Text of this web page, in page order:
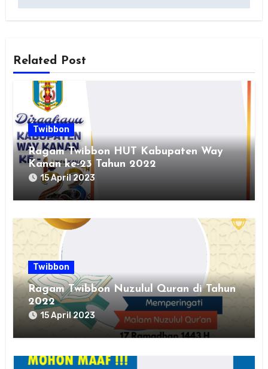
Related Post
Twibbon
Ragam Twibbon HUT Kabupaten Way
Kanan ke-23 Tahun 2022
15 April 2023
Twibbon
Ragam Twibbon Nuzulul Quran di Tahun
2022
15 April 2023